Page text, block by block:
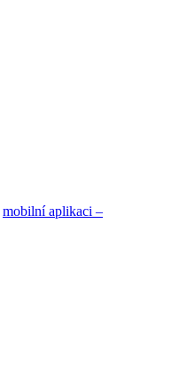
mobilní aplikaci –